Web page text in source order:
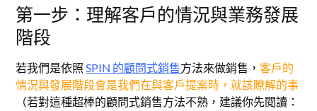
第一步：理解客戶的情況與業務發展
階段
若我們是依照SPIN 的顧問式銷售方法來做銷售，客戶的
情況與發展階段會是我們在與客戶提案時，就該瞭解的事
（若對這種超棒的顧問式銷售方法不熟，建議你先閱讀：